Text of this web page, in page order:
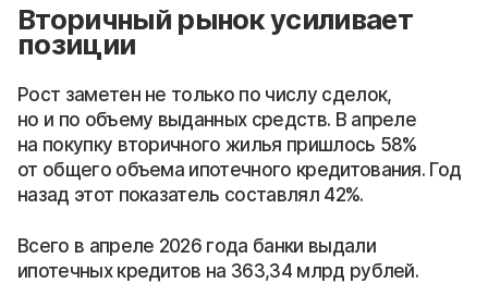
Вторичный рынок усиливает
позиции
Рост заметен не только по числу сделок,
но и по объему выданных средств. В апреле
на покупку вторичного жилья пришлось 58%
от общего объема ипотечного кредитования. Год
назад этот показатель составлял 42%.
Всего в апреле 2026 года банки выдали
ипотечных кредитов на 363,34 млрд рублей.